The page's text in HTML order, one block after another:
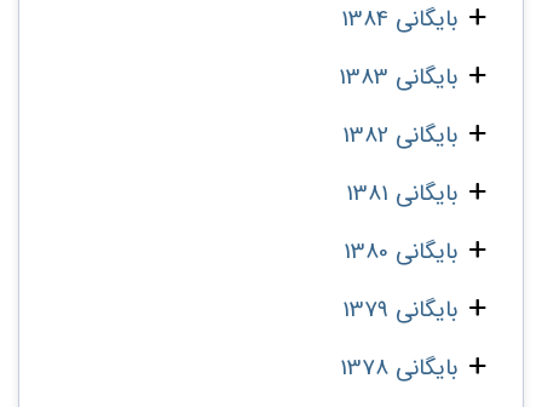
بایگانی 1384
بایگانی 1383
بایگانی 1382
بایگانی 1381
بایگانی 1380
بایگانی 1379
بایگانی 1378